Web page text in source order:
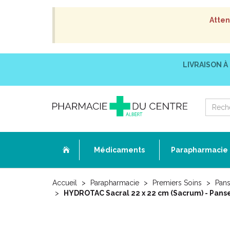
LIVRAISON À
Médicaments Parapharmacie
Accueil Parapharmacie Premiers Soins
HYDROTAC Sacral 22 x 22 cm (Sacrum) -